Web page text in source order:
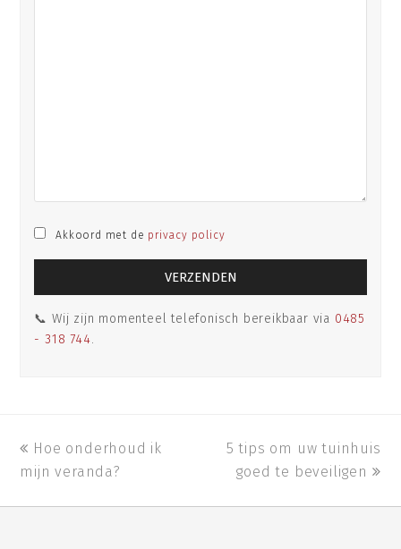
Akkoord met de privacy policy
📞 Wij zijn momenteel telefonisch bereikbaar via 0485
- 318 744.
previous
post:
Hoe onderhoud ik
mijn veranda?
next
post:
5 tips om uw tuinhuis
goed te beveiligen